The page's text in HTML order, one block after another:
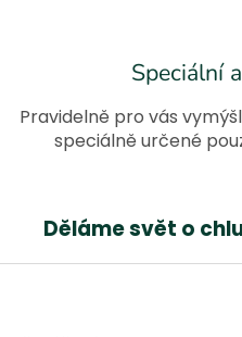
Speciální
Pravidelně pro vás
speciálně určené
Děláme svět o
Z